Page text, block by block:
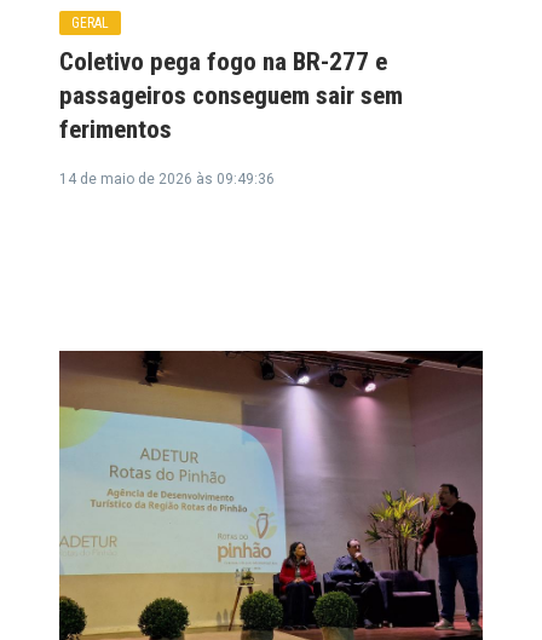
GERAL
Coletivo pega fogo na BR-277 e
passageiros conseguem sair sem
ferimentos
14 de maio de 2026 às 09:49:36